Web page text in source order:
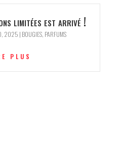
limitées est arrivé !
2025 | BOUGIES, PARFUMS
PLUS